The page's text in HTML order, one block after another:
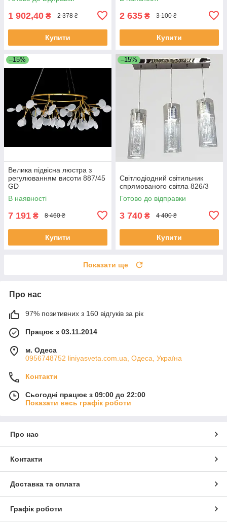
1 902,40 ₴ 2 378 ₴
Купити
2 635 ₴ 3 100 ₴
Купити
–15%
Велика підвісна люстра з
регулюванням висоти 887/45
GD
В наявності
7 191 ₴ 8 460 ₴
Купити
–15%
Світлодіодний світильник
спрямованого світла 826/3
Готово до відправки
3 740 ₴ 4 400 ₴
Купити
Показати ще
Про нас
97% позитивних з 160 відгуків за рік
Працює з 03.11.2014
м. Одеса
0956748752 liniyasveta.com.ua, Одеса, Україна
Контакти
Сьогодні працює з 09:00 до 22:00
Показати весь графік роботи
Про нас
Контакти
Доставка та оплата
Графік роботи